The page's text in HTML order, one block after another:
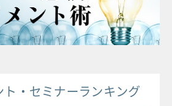
・セミナーランキング